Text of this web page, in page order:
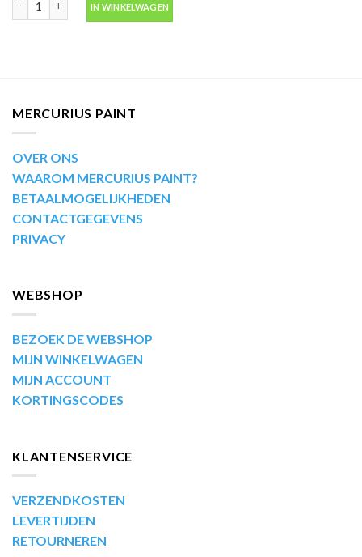
IN WINKELWAGEN
MERCURIUS PAINT
OVER ONS
WAAROM MERCURIUS PAINT?
BETAALMOGELIJKHEDEN
CONTACTGEGEVENS
PRIVACY
WEBSHOP
BEZOEK DE WEBSHOP
MIJN WINKELWAGEN
MIJN ACCOUNT
KORTINGSCODES
KLANTENSERVICE
VERZENDKOSTEN
LEVERTIJDEN
RETOURNEREN